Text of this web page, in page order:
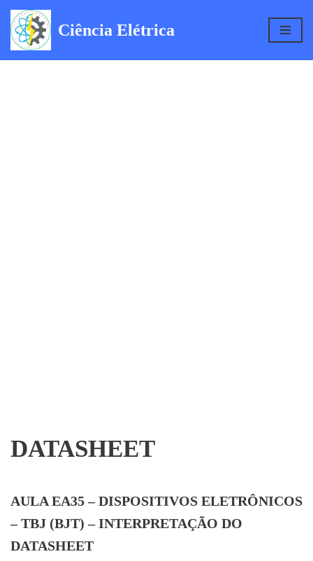
Pular
Ciência Elétrica
DATASHEET
AULA EA35 – DISPOSITIVOS ELETRÔNICOS
– TBJ (BJT) – INTERPRETAÇÃO DO
DATASHEET